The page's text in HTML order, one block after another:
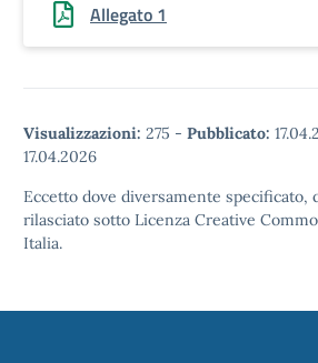
Allegato 1
Visualizzazioni: 275 - Pubblicato:
17.04.2026
Eccetto dove diversamente specificato,
rilasciato sotto Licenza Creative
Italia.